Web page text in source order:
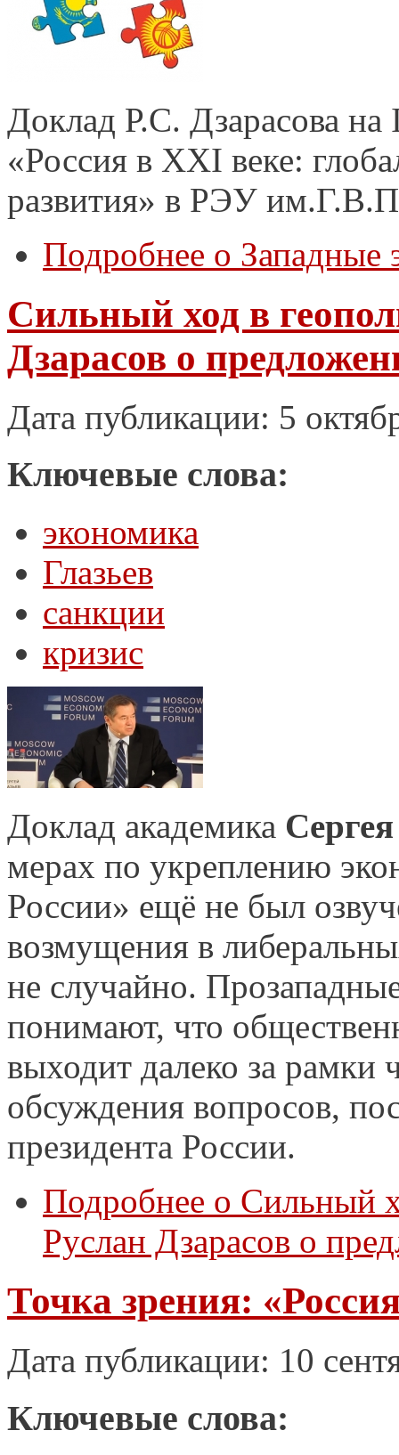
Доклад Р.С. Дзарасова
«Россия в XXI веке:
развития» в РЭУ
Подробнее о
Сильный ход в
Дзарасов о
Дата публикации: 5
Ключевые слова:
экономика
Глазьев
санкции
кризис
Доклад академика
мерах по укреплению
России» ещё не был
возмущения в
не случайно.
понимают, что
выходит далеко за рамки
обсуждения вопросов,
президента России.
Подробнее о Сильный
Руслан Дзарасов о
Точка зрения:
Дата публикации: 10
Ключевые слова: